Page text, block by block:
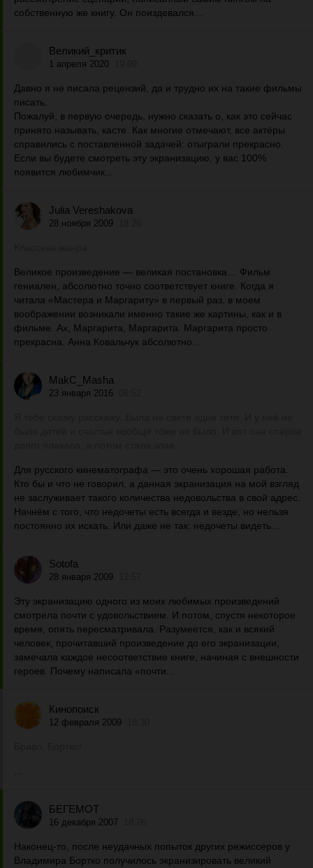
собственную же книгу. Он поиздевался...
Великий_критик
1 апреля 2020
Давно я не писала рецензий, да и трудно их на такие фильмы
писать.
Пожалуй, в первую очередь, нужно сказать о, как это сейчас
принято называть, касте. Как многие отмечают, все актёры
справились с поставленной задачей: отыграли прекрасно.
Если вы будете смотреть эту экранизацию, у вас 100%
появится любимчик...
Julia Vereshakova
28 ноября 2009
Великое произведение — великая постановка… Фильм
гениален, абсолютно точно соответствует книге. Когда я
читала «Мастера и Маргариту» в первый раз, в моем
воображении возникали именно такие же картины, как и в
фильме. Ах, Маргарита, Маргарита. Маргарита просто
прекрасна. Анна Ковальчук абсолютно...
MakC_Masha
23 января 2016
Для русского кинематографа — это очень хорошая работа.
Кто бы и что не говорил, а данная экранизация на мой взгляд
не заслуживает такого количества недовольства в свой адрес.
Начнём с того, что недочеты есть всегда и везде, но нельзя
постоянно их искать. Или даже не так: недочеты видеть...
Sotofa
28 января 2009
Эту экранизацию одного из моих любимых произведений
смотрела почти с удовольствием. И потом, спустя некоторое
время, опять пересматривала. Разумеется, как и всякий
человек, прочитавший произведение до его экранизации,
замечала каждое несоответствие книге, начиная с внешности
героев. Почему написала «почти...
Кинопоиск
12 февраля 2009
БЕГЕМОТ
16 декабря 2007
Наконец-то, после неудачных попыток других режиссеров у
Владимира Бортко получилось экранизировать великий